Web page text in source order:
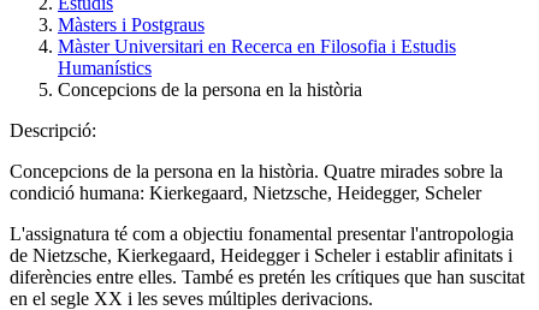
Màsters i Postgraus
Màster Universitari en Recerca en Filosofia i Estudis
Humanístics
Concepcions de la persona en la història
Descripció:
Concepcions de la persona en la història. Quatre mirades sobre la
condició humana: Kierkegaard, Nietzsche, Heidegger, Scheler
L'assignatura té com a objectiu fonamental presentar l'antropologia
de Nietzsche, Kierkegaard, Heidegger i Scheler i establir afinitats i
diferències entre elles. També es pretén les crítiques que han suscitat
en el segle XX i les seves múltiples derivacions.